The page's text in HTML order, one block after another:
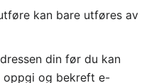
kan bare utføres av
din før du kan
oppgi og bekreft e-